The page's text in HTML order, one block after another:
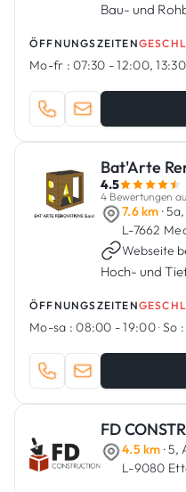
Bau- und
Unternehmen,
sich auf Bau-
spezialisiert
ÖFFNUNGSZEITEN
Mo-fr : 07:30 - 12:00,
Bat'Arte
4.5
4 Bewertungen
7.6 km ·
L-7662
Webseite
Hoch- und
ÖFFNUNGSZEITEN
Mo-sa : 08:00 - 19:00·So :
FD
4.5 km ·
L-9080